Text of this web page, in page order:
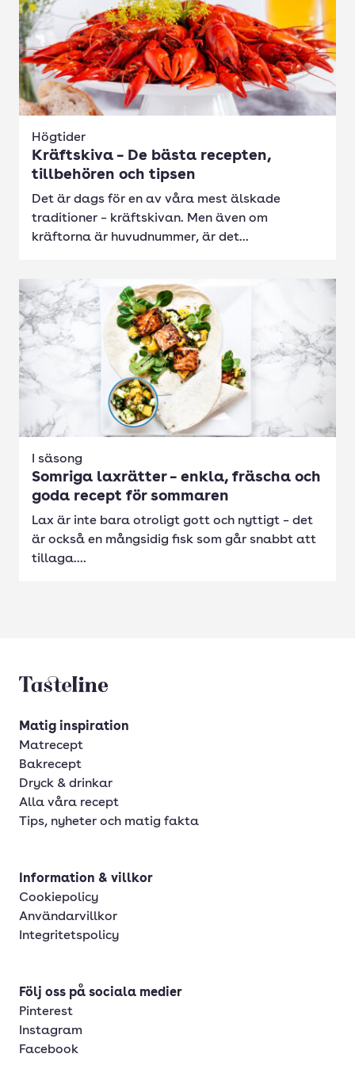
Högtider
Kräftskiva – De bästa recepten,
tillbehören och tipsen
Det är dags för en av våra mest älskade
traditioner – kräftskivan. Men även om
kräftorna är huvudnummer, är det...
I säsong
Somriga laxrätter – enkla, fräscha och
goda recept för sommaren
Lax är inte bara otroligt gott och nyttigt – det
är också en mångsidig fisk som går snabbt att
tillaga....
Tasteline startsida
Matig inspiration
Matrecept
Bakrecept
Dryck & drinkar
Alla våra recept
Tips, nyheter och matig fakta
Information & villkor
Cookiepolicy
Användarvillkor
Integritetspolicy
Följ oss på sociala medier
Pinterest
Instagram
Facebook